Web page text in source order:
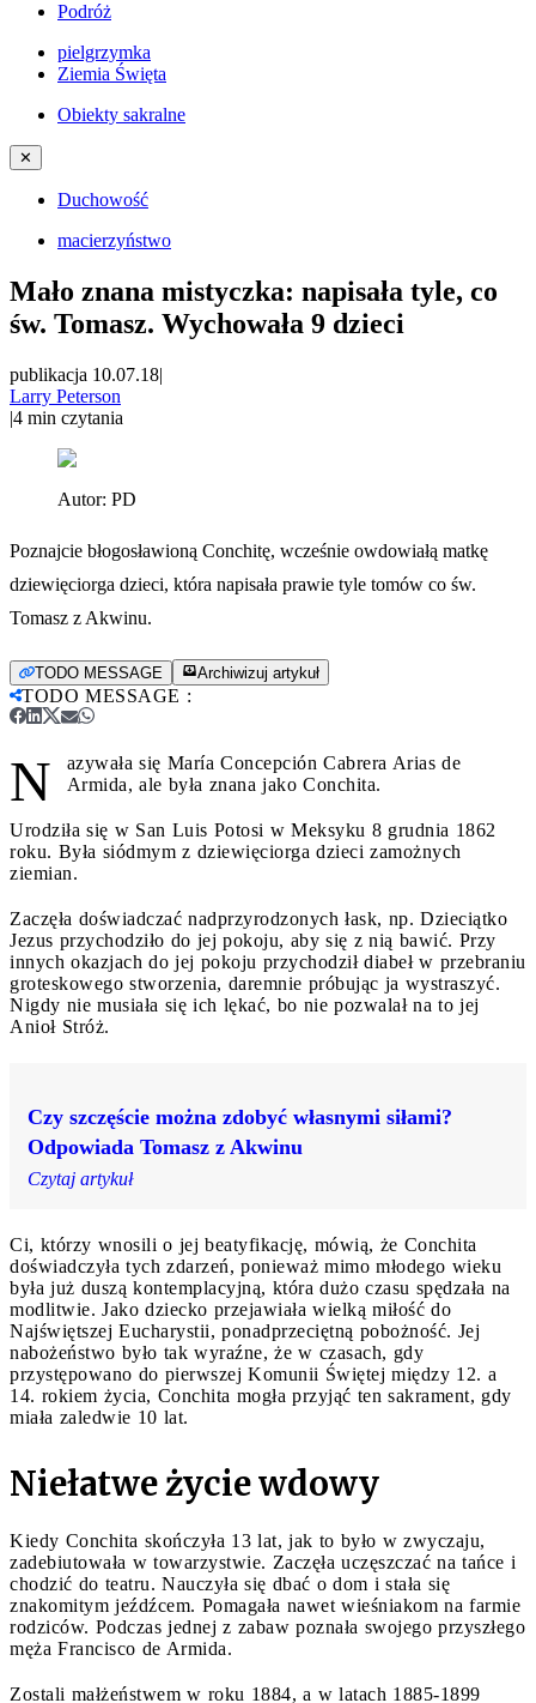
Podróż
pielgrzymka
Ziemia Święta
Obiekty sakralne
✕
Duchowość
macierzyństwo
Mało znana mistyczka: napisała tyle, co
św. Tomasz. Wychowała 9 dzieci
publikacja 10.07.18|
Larry Peterson
|4 min czytania
Autor: PD
Poznajcie błogosławioną Conchitę, wcześnie owdowiałą matkę
dziewięciorga dzieci, która napisała prawie tyle tomów co św.
Tomasz z Akwinu.
TODO MESSAGE Archiwizuj artykuł
TODO MESSAGE :
N
azywała się María Concepción Cabrera Arias de
Armida, ale była znana jako Conchita.
Urodziła się w San Luis Potosi w Meksyku 8 grudnia 1862
roku. Była siódmym z dziewięciorga dzieci zamożnych
ziemian.
Zaczęła doświadczać nadprzyrodzonych łask, np. Dzieciątko
Jezus przychodziło do jej pokoju, aby się z nią bawić. Przy
innych okazjach do jej pokoju przychodził diabeł w przebraniu
groteskowego stworzenia, daremnie próbując ja wystraszyć.
Nigdy nie musiała się ich lękać, bo nie pozwalał na to jej
Anioł Stróż.
Czy szczęście można zdobyć własnymi siłami?
Odpowiada Tomasz z Akwinu
Czytaj artykuł
Ci, którzy wnosili o jej beatyfikację, mówią, że Conchita
doświadczyła tych zdarzeń, ponieważ mimo młodego wieku
była już duszą kontemplacyjną, która dużo czasu spędzała na
modlitwie. Jako dziecko przejawiała wielką miłość do
Najświętszej Eucharystii, ponadprzeciętną pobożność. Jej
nabożeństwo było tak wyraźne, że w czasach, gdy
przystępowano do pierwszej Komunii Świętej między 12. a
14. rokiem życia, Conchita mogła przyjąć ten sakrament, gdy
miała zaledwie 10 lat.
Niełatwe życie wdowy
Kiedy Conchita skończyła 13 lat, jak to było w zwyczaju,
zadebiutowała w towarzystwie. Zaczęła uczęszczać na tańce i
chodzić do teatru. Nauczyła się dbać o dom i stała się
znakomitym jeźdźcem. Pomagała nawet wieśniakom na farmie
rodziców. Podczas jednej z zabaw poznała swojego przyszłego
męża Francisco de Armida.
Zostali małżeństwem w roku 1884, a w latach 1885-1899